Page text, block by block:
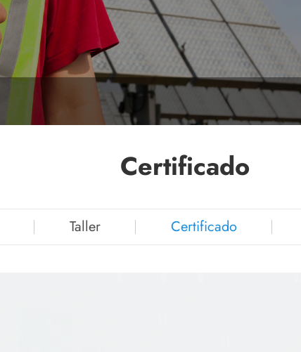
Certificado
Taller Certificado